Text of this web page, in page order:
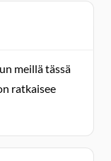
meillä tässä
ratkaisee